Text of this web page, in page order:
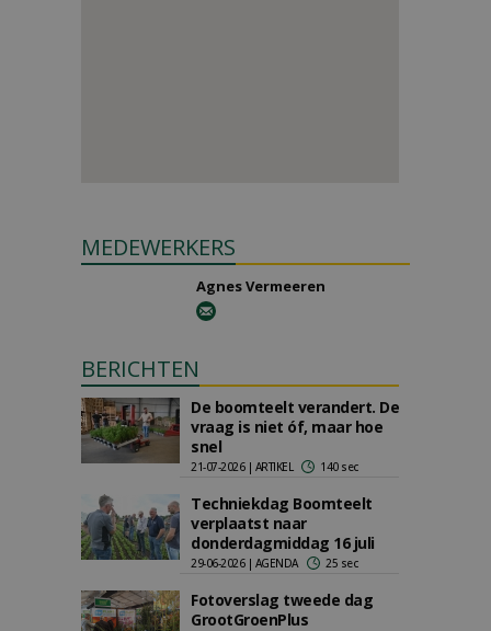
MEDEWERKERS
Agnes Vermeeren
BERICHTEN
De boomteelt verandert. De
vraag is niet óf, maar hoe
snel
21-07-2026 | ARTIKEL 140 sec
Techniekdag Boomteelt
verplaatst naar
donderdagmiddag 16 juli
29-06-2026 | AGENDA 25 sec
Fotoverslag tweede dag
GrootGroenPlus